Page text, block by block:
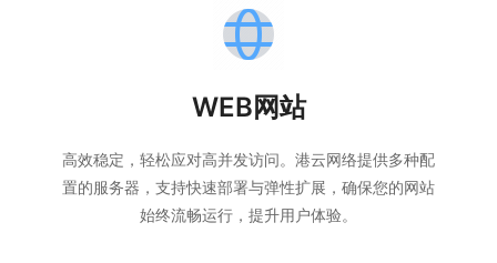
WEB网站
高效稳定，轻松应对高并发访问。港云网络提供多种配
置的服务器，支持快速部署与弹性扩展，确保您的网站
始终流畅运行，提升用户体验。